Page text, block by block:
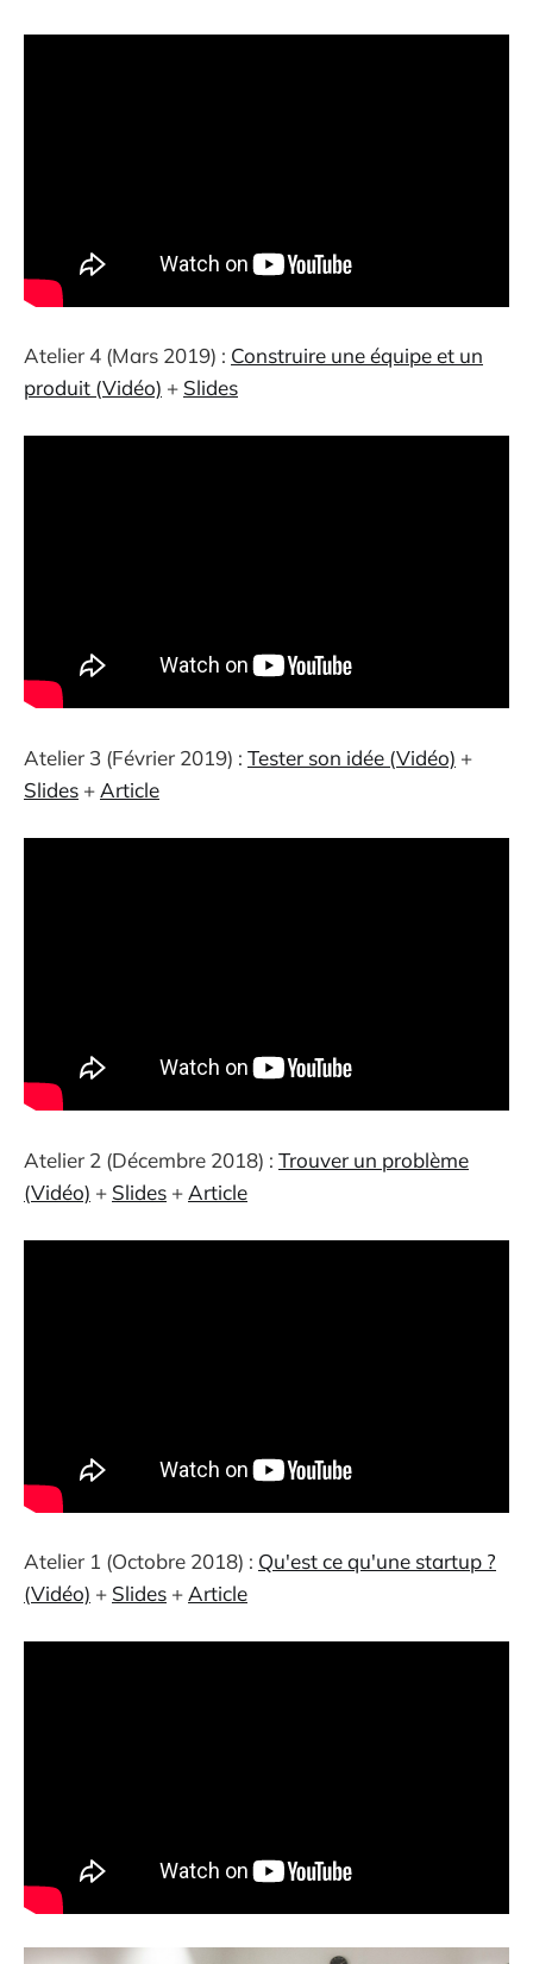
Atelier 4 (Mars 2019) : Construire une équipe et un
produit (Vidéo) + Slides
Atelier 3 (Février 2019) : Tester son idée (Vidéo) +
Slides + Article
Atelier 2 (Décembre 2018) : Trouver un problème
(Vidéo) + Slides + Article
Atelier 1 (Octobre 2018) : Qu'est ce qu'une startup ?
(Vidéo) + Slides +Article